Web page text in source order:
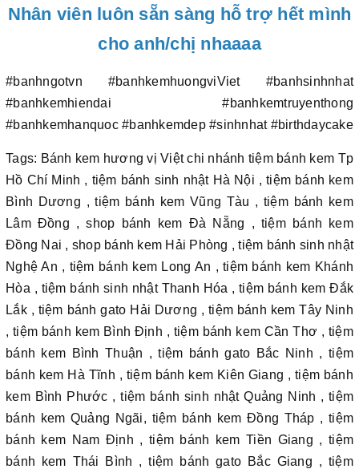
Nhân viên luôn sẵn sàng hỗ trợ hết mình
cho anh/chị nhaaaa
#banhngotvn #banhkemhuongviViet #banhsinhnhat
#banhkemhiendai #banhkemtruyenthong
#banhkemhanquoc #banhkemdep #sinhnhat #birthdaycake
Tags: Bánh kem hương vị Việt chi nhánh tiệm bánh kem Tp
Hồ Chí Minh , tiệm bánh sinh nhật Hà Nội , tiệm bánh kem
Bình Dương , tiệm bánh kem Vũng Tàu , tiệm bánh kem
Lâm Đồng , shop bánh kem Đà Nẵng , tiệm bánh kem
Đồng Nai , shop bánh kem Hải Phòng , tiệm bánh sinh nhật
Nghệ An , tiệm bánh kem Long An , tiệm bánh kem Khánh
Hòa , tiệm bánh sinh nhật Thanh Hóa , tiệm bánh kem Đắk
Lắk , tiệm bánh gato Hải Dương , tiệm bánh kem Tây Ninh
, tiệm bánh kem Bình Định , tiệm bánh kem Cần Thơ , tiệm
bánh kem Bình Thuận , tiệm bánh gato Bắc Ninh , tiệm
bánh kem Hà Tĩnh , tiệm bánh kem Kiên Giang , tiệm bánh
kem Bình Phước , tiệm bánh sinh nhật Quảng Ninh , tiệm
bánh kem Quảng Ngãi, tiệm bánh kem Đồng Tháp , tiệm
bánh kem Nam Định , tiệm bánh kem Tiền Giang , tiệm
bánh kem Thái Bình , tiệm bánh gato Bắc Giang , tiệm